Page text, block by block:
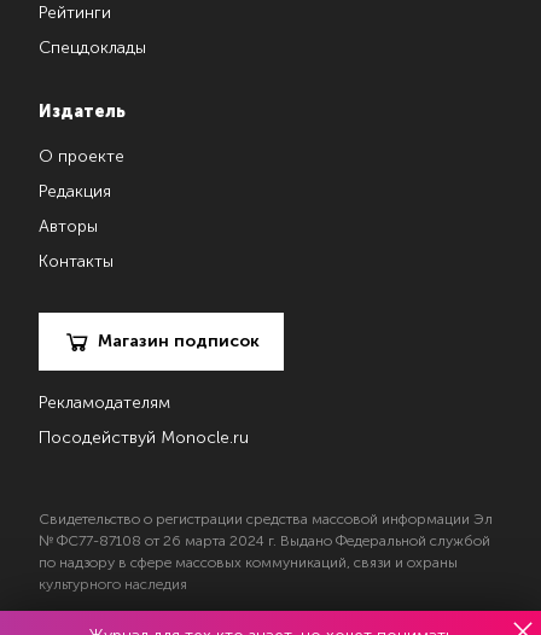
Рейтинги
Спецдоклады
Издатель
О проекте
Редакция
Авторы
Контакты
Магазин подписок
Рекламодателям
Посодействуй Monocle.ru
Свидетельство о регистрации средства массовой информации Эл
№ ФС77-87108 от 26 марта 2024 г. Выдано Федеральной службой
по надзору в сфере массовых коммуникаций, связи и охраны
культурного наследия